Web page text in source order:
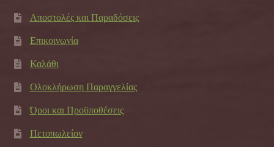
Αποστολές και Παραδόσεις
Επικοινωνία
Καλάθι
Ολοκλήρωση Παραγγελίας
Όροι και Προϋποθέσεις
Πετοπωλείον